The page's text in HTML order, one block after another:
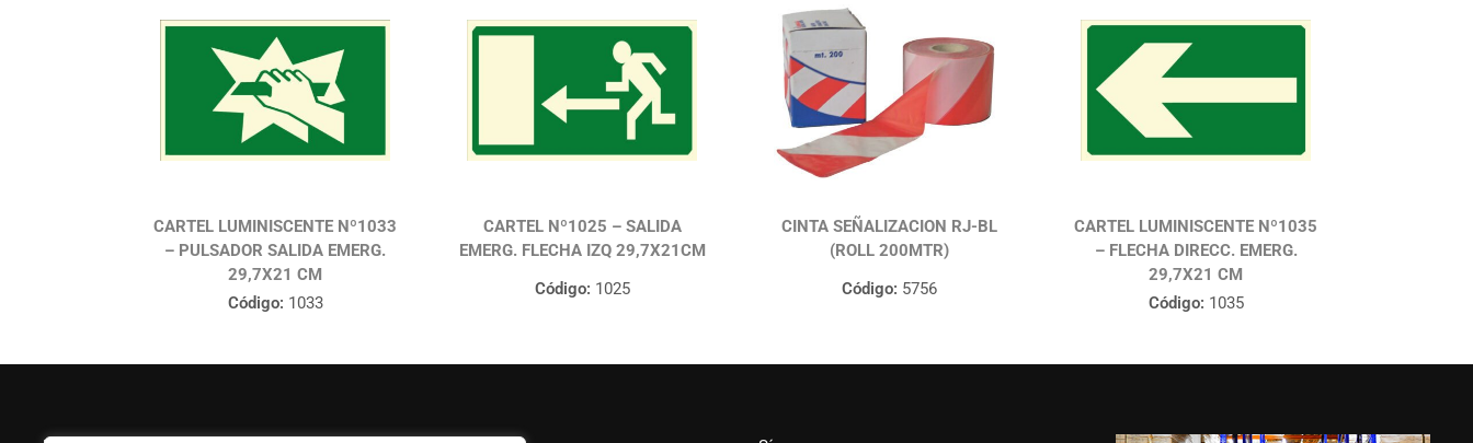
CARTEL LUMINISCENTE Nº1033
– PULSADOR SALIDA EMERG.
29,7X21 CM
Código: 1033
CARTEL Nº1025 – SALIDA
EMERG. FLECHA IZQ 29,7X21CM
Código: 1025
CINTA SEÑALIZACION RJ-BL
(ROLL 200MTR)
Código: 5756
CARTEL LUMINISCENTE Nº1035
– FLECHA DIRECC. EMERG.
29,7X21 CM
Código: 1035